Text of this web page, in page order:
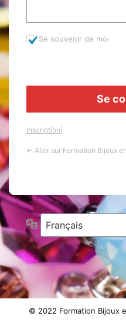
Se souvenir de moi
Inscription
← Aller sur Formation Bijoux
Langue
© 2022 Formation Bijoux